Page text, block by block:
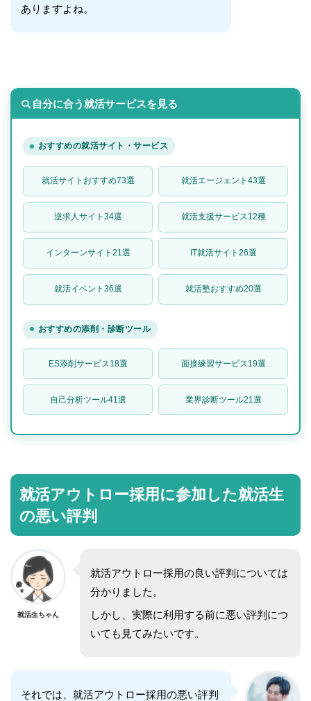
ありますよね。
自分に合う就活サービスを見る
おすすめの就活サイト・サービス
就活サイトおすすめ73選 就活エージェント43選
逆求人サイト34選 就活支援サービス12種
インターンサイト21選 IT就活サイト26選
就活イベント36選 就活塾おすすめ20選
おすすめの添削・診断ツール
ES添削サービス18選 面接練習サービス19選
自己分析ツール41選 業界診断ツール21選
就活アウトロー採用に参加した就活生
の悪い評判
就活生ちゃん
就活アウトロー採用の良い評判については
分かりました。
しかし、実際に利用する前に悪い評判につ
いても見てみたいです。
それでは、就活アウトロー採用の悪い評判